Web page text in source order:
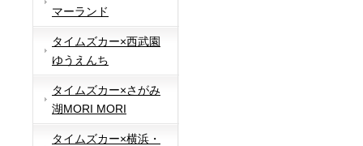
マーランド
タイムズカー×西武園
ゆうえんち
タイムズカー×さがみ
湖MORI MORI
タイムズカー×横浜・